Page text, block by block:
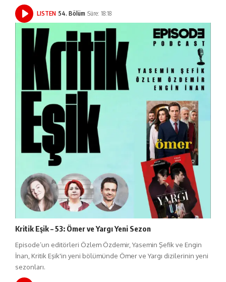
LISTEN 54. Bölüm Süre: 18:18
Kritik Eşik – 53: Ömer ve Yargı Yeni Sezon
Episode’un editörleri Özlem Özdemir, Yasemin Şefik ve Engin
İnan, Kritik Eşik'in yeni bölümünde Ömer ve Yargı dizilerinin yeni
sezonları.